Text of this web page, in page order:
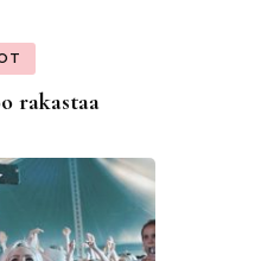
rakastaa